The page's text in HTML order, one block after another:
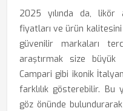
2025 yılında da, likör
fiyatları ve ürün kalitesini
güvenilir markaları
araştırmak size
Campari gibi ikonik
farklılık gösterebilir. Bu
göz önünde